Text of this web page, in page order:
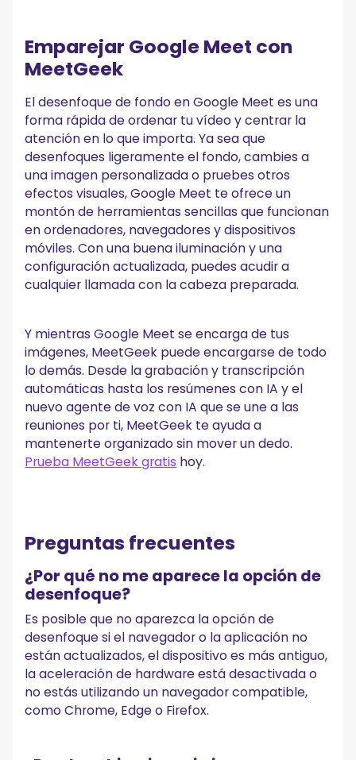
Emparejar Google Meet con
MeetGeek
El desenfoque de fondo en Google Meet es una
forma rápida de ordenar tu vídeo y centrar la
atención en lo que importa. Ya sea que
desenfoques ligeramente el fondo, cambies a
una imagen personalizada o pruebes otros
efectos visuales, Google Meet te ofrece un
montón de herramientas sencillas que funcionan
en ordenadores, navegadores y dispositivos
móviles. Con una buena iluminación y una
configuración actualizada, puedes acudir a
cualquier llamada con la cabeza preparada.
Y mientras Google Meet se encarga de tus
imágenes, MeetGeek puede encargarse de todo
lo demás. Desde la grabación y transcripción
automáticas hasta los resúmenes con IA y el
nuevo agente de voz con IA que se une a las
reuniones por ti, MeetGeek te ayuda a
mantenerte organizado sin mover un dedo.
Prueba MeetGeek gratis hoy.
Preguntas frecuentes
¿Por qué no me aparece la opción de
desenfoque?
Es posible que no aparezca la opción de
desenfoque si el navegador o la aplicación no
están actualizados, el dispositivo es más antiguo,
la aceleración de hardware está desactivada o
no estás utilizando un navegador compatible,
como Chrome, Edge o Firefox.